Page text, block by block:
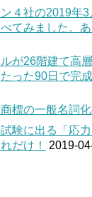
４社の2019年
てみました。
が26階建て高
った90日で完
標の一般名詞
験に出る「応
だけ！
2019-